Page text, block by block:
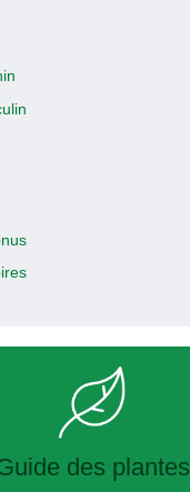
des plantes